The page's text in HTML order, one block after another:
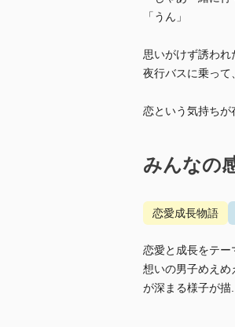
「うん」
思いがけず誘われ
夜行バスに乗っ
恋という気持ちが
みんなの
恋愛成長物語
恋愛と成長をテー
想いの男子めえめ
が深まる様子が描...